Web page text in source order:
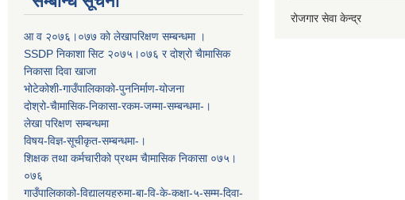
आ व २०७६।०७७ काे लेखापरिक्षण सम्बन्धमा ।
SSDP निकाशा सिट २०७५।०७६ र दोश्रो चैामासिक
निकासा दिवा खाजा
भोटेकोशी-गाउँपालिकाको-पुननिर्माण-योजना
दोश्रो-चैामासिक-निकासा-रकम-जम्मा-सम्बन्धमा-।
लेखा परिक्षण सम्बन्धमा
विषय-विज्ञ-सूचीकृत-सम्बन्धमा-।
शिक्षक तथा कर्मचारीको प्रथम च‌ैामासिक निकासा ०७५।
०७६
गाउँपालिकाको-विद्यालयहरुमा-बा-वि-के-कक्षा-५-सम्म-दिवा-
रोजगार सेवा केन्द्र